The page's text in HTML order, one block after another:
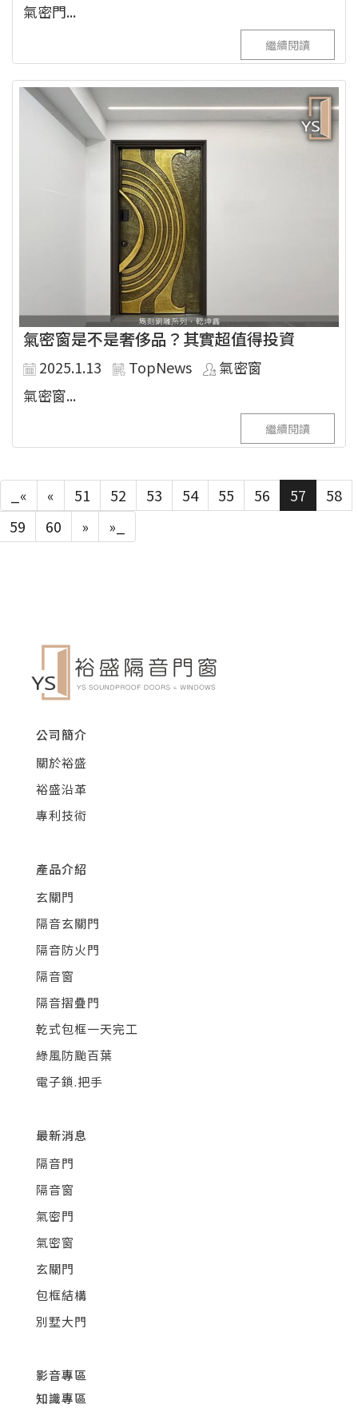
氣密門...
繼續閱讀
氣密窗是不是奢侈品？其實超值得投資
2025.1.13 TopNews
氣密窗
氣密窗...
繼續閱讀
_« « 51 52 53 54 55 56 57
58
59
60 » »_
公司簡介
關於裕盛
裕盛沿革
專利技術
產品介紹
玄關門
隔音玄關門
隔音防火門
隔音窗
隔音摺疊門
乾式包框一天完工
綠風防颱百葉
電子鎖.把手
最新消息
隔音門
隔音窗
氣密門
氣密窗
玄關門
包框結構
別墅大門
影音專區
知識專區